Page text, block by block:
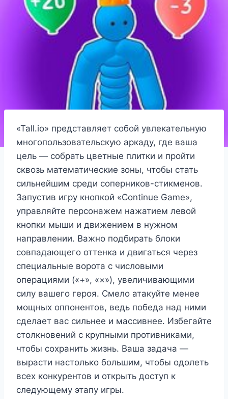
«Tall.io» представляет собой увлекательную
многопользовательскую аркаду, где ваша
цель — собрать цветные плитки и пройти
сквозь математические зоны, чтобы стать
сильнейшим среди соперников-стикменов.
Запустив игру кнопкой «Continue Game»,
управляйте персонажем нажатием левой
кнопки мыши и движением в нужном
направлении. Важно подбирать блоки
совпадающего оттенка и двигаться через
специальные ворота с числовыми
операциями («+», «×»), увеличивающими
силу вашего героя. Смело атакуйте менее
мощных оппонентов, ведь победа над ними
сделает вас сильнее и массивнее. Избегайте
столкновений с крупными противниками,
чтобы сохранить жизнь. Ваша задача —
вырасти настолько большим, чтобы одолеть
всех конкурентов и открыть доступ к
следующему этапу игры.